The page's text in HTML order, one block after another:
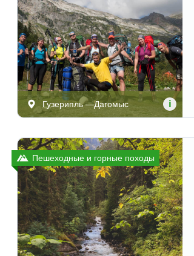
Гузерипль —Дагомыс i
Пешеходные и горные походы